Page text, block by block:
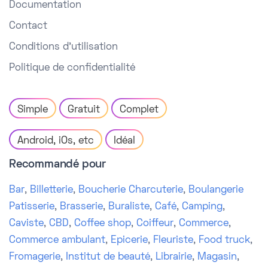
Documentation
Contact
Conditions d'utilisation
Politique de confidentialité
Simple Gratuit Complet
Android, iOs, etc Idéal
Recommandé pour
Bar, Billetterie, Boucherie Charcuterie, Boulangerie
Patisserie, Brasserie, Buraliste, Café, Camping,
Caviste, CBD, Coffee shop, Coiffeur, Commerce,
Commerce ambulant, Epicerie, Fleuriste, Food truck,
Fromagerie, Institut de beauté, Librairie, Magasin,